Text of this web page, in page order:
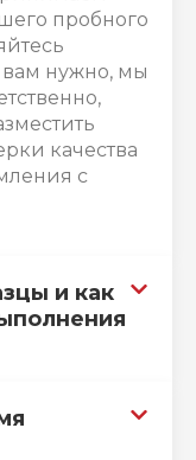
пробного
вам нужно, мы
качества
с
и как